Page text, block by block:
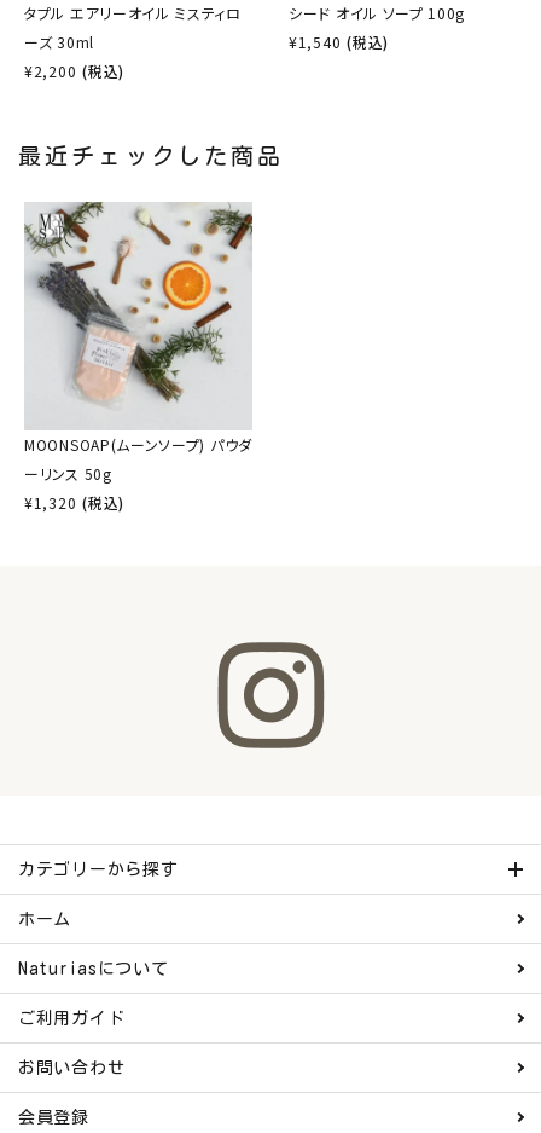
タプル エアリーオイル ミスティロ
ーズ 30ml
¥2,200 (税込)
シード オイル ソープ 100g
¥1,540 (税込)
最近チェックした商品
MOONSOAP(ムーンソープ) パウダ
ーリンス 50g
¥1,320 (税込)
カテゴリーから探す
ホーム
Naturiasについて
ご利用ガイド
お問い合わせ
会員登録